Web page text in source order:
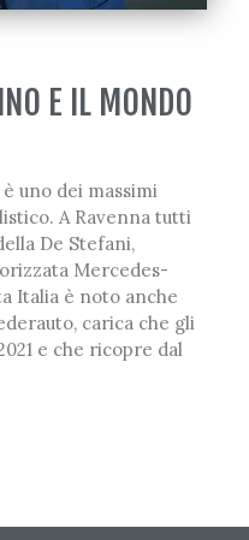
E IL MONDO
uno dei massimi
A Ravenna tutti
De Stefani,
Mercedes-
Italia è noto anche
carica che gli
e che ricopre dal